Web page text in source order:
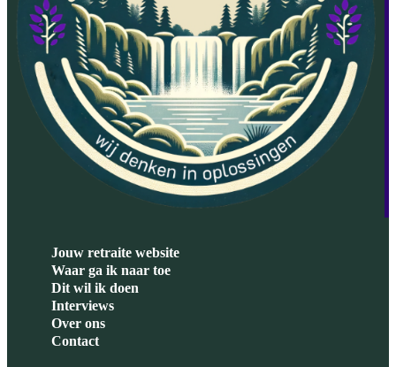
Jouw retraite website
Waar ga ik naar toe
Dit wil ik doen
Interviews
Over ons
Contact